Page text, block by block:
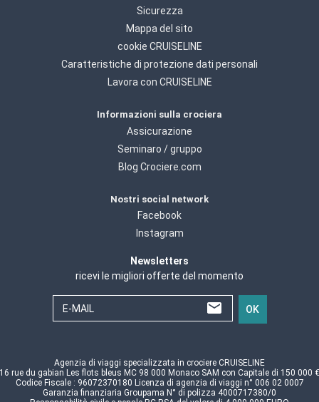
Sicurezza
Mappa del sito
cookie CRUISELINE
Caratteristiche di protezione dati personali
Lavora con CRUISELINE
Informazioni sulla crociera
Assicurazione
Seminaro / gruppo
Blog Crociere.com
Nostri social network
Facebook
Instagram
Newsletters
ricevi le migliori offerte del momento
E-MAIL OK
Agenzia di viaggi specializzata in crociere CRUISELINE
16 rue du gabian Les flots bleus MC 98 000 Monaco SAM con Capitale di 150 000 €
Codice Fiscale : 96072370180 Licenza di agenzia di viaggi n° 006 02 0007
Garanzia finanziaria Groupama N° di polizza 4000717380/0